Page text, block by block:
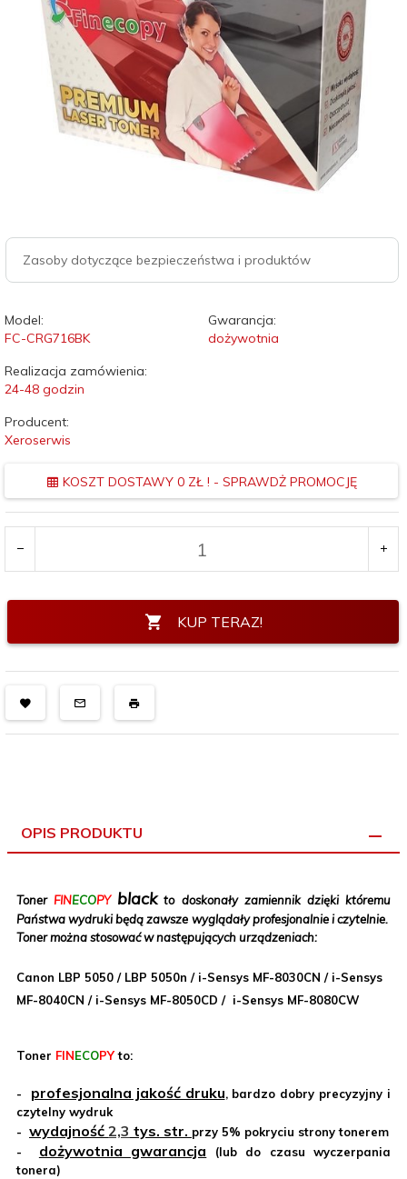
Zasoby dotyczące bezpieczeństwa i produktów
Model:
FC-CRG716BK
Gwarancja:
dożywotnia
Realizacja zamówienia:
24-48 godzin
Producent:
Xeroserwis
KOSZT DOSTAWY 0 ZŁ ! - SPRAWDŻ PROMOCJĘ
KUP TERAZ!
OPIS PRODUKTU
Toner FINECOPY blackto doskonały zamiennik dzięki któremu
Państwa wydruki będą zawsze wyglądały profesjonalnie i czytelnie.
Toner można stosować w następujących urządzeniach:
Canon LBP 5050 / LBP 5050n / i-Sensys MF-8030CN / i-Sensys
MF-8040CN / i-Sensys MF-8050CD / i-Sensys MF-8080CW
Toner FINECOPYto:
- profesjonalna jakość druku, bardzo dobry precyzyjny i
czytelny wydruk
- wydajność 2,3 tys. str. przy 5% pokryciu strony tonerem
- dożywotnia gwarancja (lub do czasu wyczerpania
tonera)